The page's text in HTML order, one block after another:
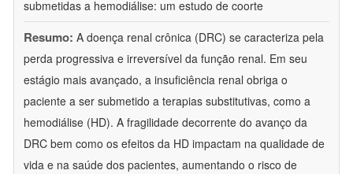
submetidas a hemodiálise: um estudo de coorte
Resumo: A doença renal crônica (DRC) se caracteriza pela
perda progressiva e irreversível da função renal. Em seu
estágio mais avançado, a insuficiência renal obriga o
paciente a ser submetido a terapias substitutivas, como a
hemodiálise (HD). A fragilidade decorrente do avanço da
DRC bem como os efeitos da HD impactam na qualidade de
vida e na saúde dos pacientes, aumentando o risco de